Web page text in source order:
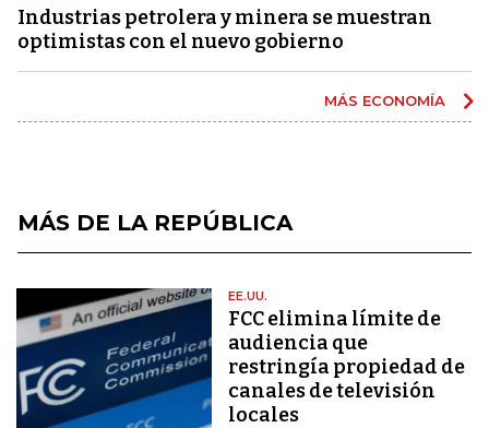
Industrias petrolera y minera se muestran
optimistas con el nuevo gobierno
MÁS ECONOMÍA
MÁS DE LA REPÚBLICA
EE.UU.
FCC elimina límite de
audiencia que
restringía propiedad de
canales de televisión
locales